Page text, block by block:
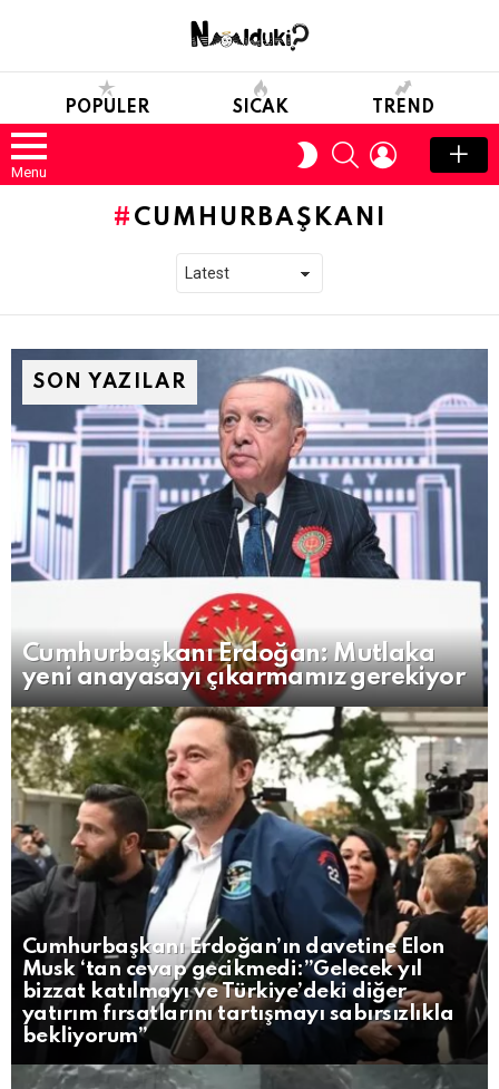
POPULER SICAK TREND
Menu
SWITCH
SKIN
SEARCHLOGIN
CUMHURBAŞKANI
SON YAZILAR
Cumhurbaşkanı Erdoğan: Mutlaka
yeni anayasayı çıkarmamız gerekiyor
Cumhurbaşkanı Erdoğan’ın davetine Elon
Musk ‘tan cevap gecikmedi:”Gelecek yıl
bizzat katılmayı ve Türkiye’deki diğer
yatırım fırsatlarını tartışmayı sabırsızlıkla
bekliyorum”